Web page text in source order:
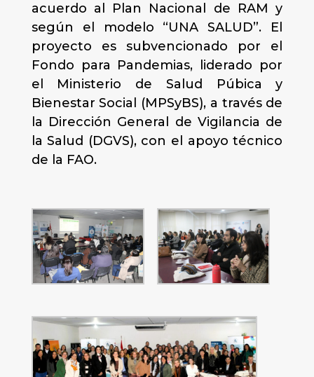
acuerdo al Plan Nacional de RAM y
según el modelo “UNA SALUD”. El
proyecto es subvencionado por el
Fondo para Pandemias, liderado por
el Ministerio de Salud Púbica y
Bienestar Social (MPSyBS), a través de
la Dirección General de Vigilancia de
la Salud (DGVS), con el apoyo técnico
de la FAO.